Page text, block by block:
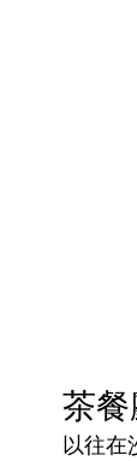
茶
以往在